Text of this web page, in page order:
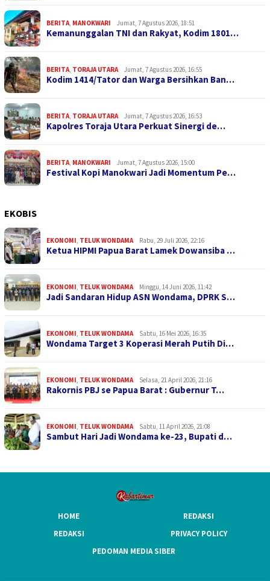
BERITA MANOKWARI Jumat, 7 Agustus 2026, 18:51
Kemanunggalan TNI dan Rakyat, Kodim 1801…
BERITA TORAJA UTARA Jumat, 7 Agustus 2026, 16:55
Kodim 1414/Tator dan Warga Bersihkan Ban…
BERITA TORAJA UTARA Jumat, 7 Agustus 2026, 16:53
Kapolres Toraja Utara Perkuat Sinergi de…
BERITA MANOKWARI Jumat, 7 Agustus 2026, 15:00
Festival Kopi Manokwari Jadi Momentum Pe…
EKOBIS
EKONOMI TELUK WONDAMA Rabu, 29 Juli 2026, 22:16
Ketua HIPMI Papua Barat Lamek Dowansiba …
EKONOMI TELUK WONDAMA Minggu, 14 Juni 2026, 11:42
Jadi Sandaran Hidup ASN Wondama, DPRK S…
EKONOMI TELUK WONDAMA Sabtu, 16 Mei 2026, 16:35
Wondama Target 3 Koperasi Merah Putih Di…
EKONOMI TELUK WONDAMA Selasa, 21 April 2026, 21:16
Rakornis PBJ se Papua Barat : Gubernur T…
EKONOMI TELUK WONDAMA Sabtu, 11 April 2026, 21:08
Sambut Hari Jadi Wondama ke-23, Bupati d…
HOME
REDAKSI
REDAKSI
PRIVACY POLICY
PEDOMAN MEDIA SIBER